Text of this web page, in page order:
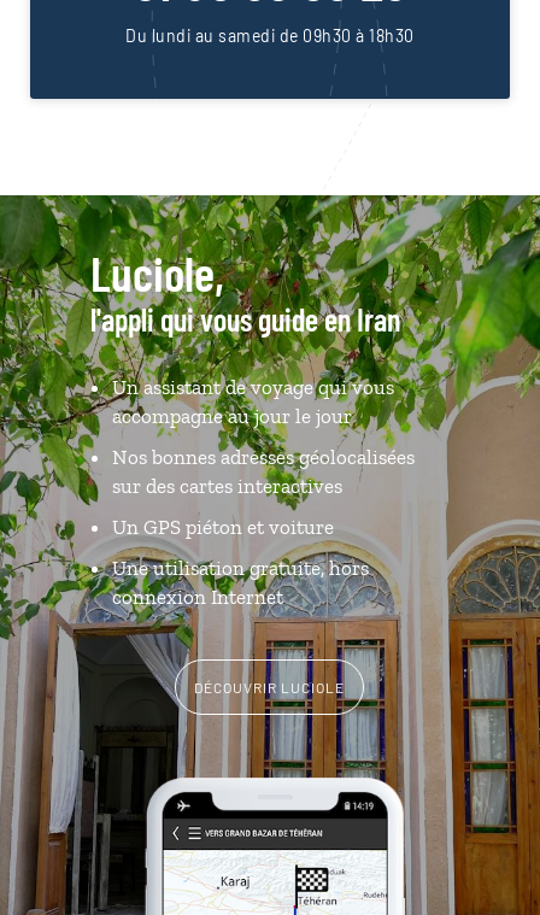
Du lundi au samedi de 09h30 à 18h30
Luciole,
l'appli qui vous guide en Iran
Un assistant de voyage qui vous
accompagne au jour le jour
Nos bonnes adresses géolocalisées
sur des cartes interactives
Un GPS piéton et voiture
Une utilisation gratuite, hors
connexion Internet
DÉCOUVRIR LUCIOLE